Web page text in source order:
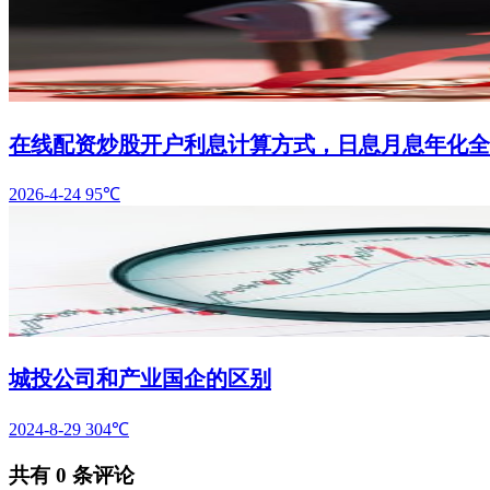
在线配资炒股开户利息计算方式，日息月息年化
2026-4-24 95℃
城投公司和产业国企的区别
2024-8-29 304℃
共有 0 条评论